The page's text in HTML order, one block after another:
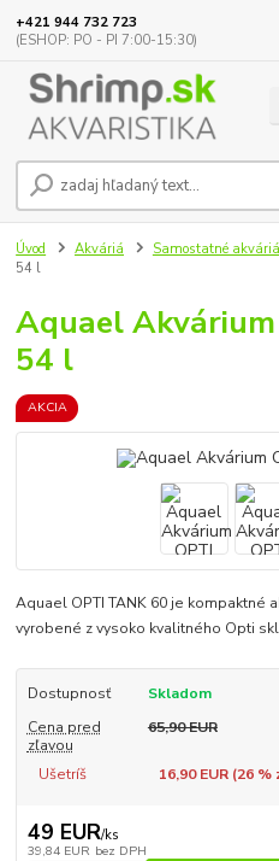
+421 944 732 723
(ESHOP: PO - PI 7:00-15:30)
Úvod Akváriá Samostatné akváriá
54 l
Aquael
54 l
AKCIA
Aquael OPTI TANK 60 je kompaktné
vyrobené z vysoko kvalitného Opti
Dostupnosť
Skladom
Cena pred
zľavou
65,90 EUR
Ušetríš 16,90 EUR (26%
49 EUR/ks
39,84 EUR bez DPH